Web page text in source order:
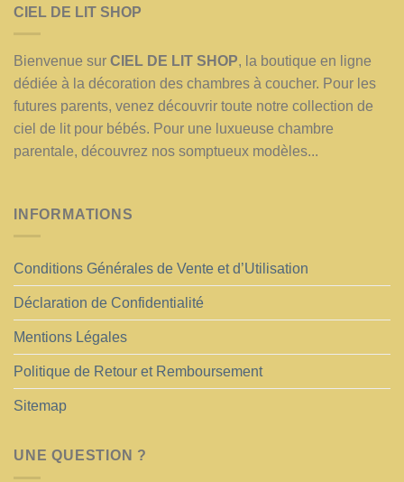
CIEL DE LIT SHOP
Bienvenue sur CIEL DE LIT SHOP, la boutique en ligne
dédiée à la décoration des chambres à coucher. Pour les
futures parents, venez découvrir toute notre collection de
ciel de lit pour bébés. Pour une luxueuse chambre
parentale, découvrez nos somptueux modèles...
INFORMATIONS
Conditions Générales de Vente et d’Utilisation
Déclaration de Confidentialité
Mentions Légales
Politique de Retour et Remboursement
Sitemap
UNE QUESTION ?